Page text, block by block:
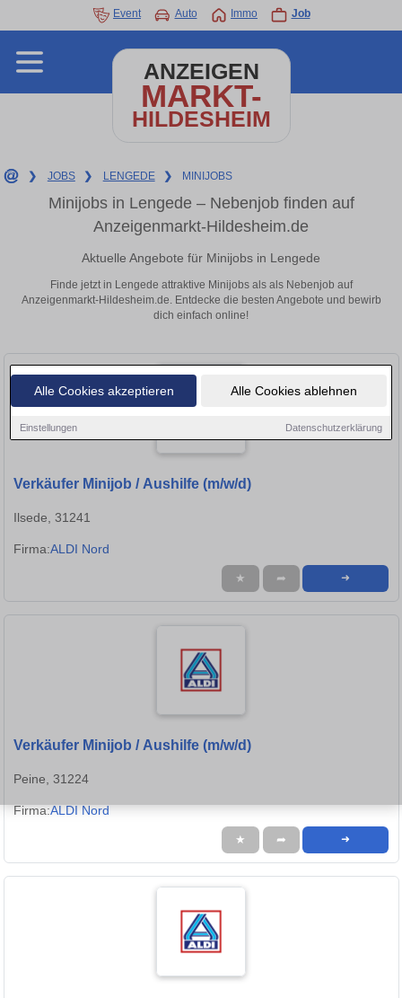
Alle Cookies akzeptieren Alle Cookies ablehnen
Einstellungen Datenschutzerklärung
Event Auto Immo Job
ANZEIGEN
MARKT-
HILDESHEIM
❯ JOBS ❯ LENGEDE ❯ MINIJOBS
Minijobs in Lengede – Nebenjob finden auf
Anzeigenmarkt-Hildesheim.de
Aktuelle Angebote für Minijobs in Lengede
Finde jetzt in Lengede attraktive Minijobs als als Nebenjob auf
Anzeigenmarkt-Hildesheim.de. Entdecke die besten Angebote und bewirb
dich einfach online!
Verkäufer Minijob / Aushilfe (m/w/d)
Ilsede, 31241
Firma:ALDI Nord
★ ➦ ➜
Verkäufer Minijob / Aushilfe (m/w/d)
Peine, 31224
Firma:ALDI Nord
★ ➦ ➜